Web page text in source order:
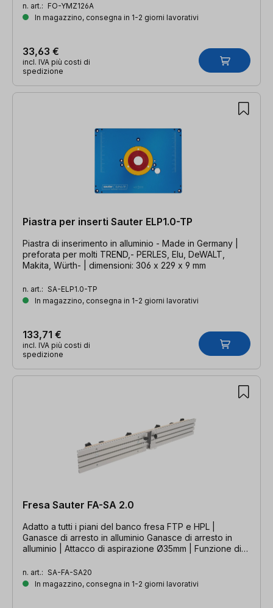
n. art.: FO-YMZ126A
In magazzino, consegna in 1-2 giorni lavorativi
33,63 €
incl. IVA più costi di
spedizione
Piastra per inserti Sauter ELP1.0-TP
Piastra di inserimento in alluminio - Made in Germany |
preforata per molti TREND,- PERLES, Elu, DeWALT,
Makita, Würth- | dimensioni: 306 x 229 x 9 mm
n. art.: SA-ELP1.0-TP
In magazzino, consegna in 1-2 giorni lavorativi
133,71 €
incl. IVA più costi di
spedizione
Fresa Sauter FA-SA 2.0
Adatto a tutti i piani del banco fresa FTP e HPL |
Ganasce di arresto in alluminio Ganasce di arresto in
alluminio | Attacco di aspirazione Ø35mm | Funzione di
n. art.: SA-FA-SA20
In magazzino, consegna in 1-2 giorni lavorativi